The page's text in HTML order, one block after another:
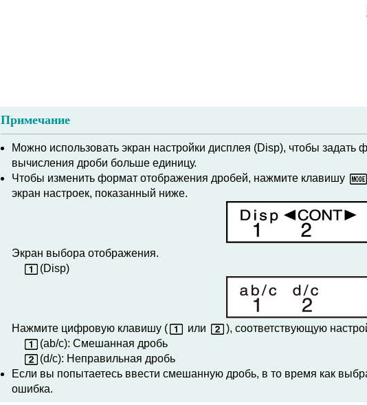
Примечание
Можно использовать экран настройки дисплея (Disp), чтобы задать
вычисления дроби больше единицу.
Чтобы изменить формат отображения дробей, нажмите клавишу
экран настроек, показанный ниже.
Экран выбора отображения.
(Disp)
Нажмите цифровую клавишу ( или
), соответствующую
(ab/c): Смешанная дробь
(d/c): Неправильная дробь
Если вы попытаетесь ввести смешанную дробь, в то время как
ошибка.